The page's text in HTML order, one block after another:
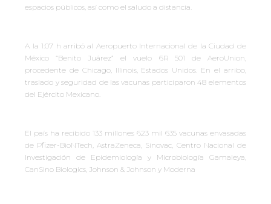
espacios públicos, así como el saludo a distancia.
A la 1:07 h arribó al Aeropuerto Internacional de la Ciudad de
México “Benito Juárez” el vuelo 6R 501 de AeroUnion,
procedente de Chicago, Illinois, Estados Unidos. En el arribo,
traslado y seguridad de las vacunas participaron 48 elementos
del Ejército Mexicano.
El país ha recibido 133 millones 623 mil 635 vacunas envasadas
de Pfizer-BioNTech, AstraZeneca, Sinovac, Centro Nacional de
Investigación de Epidemiología y Microbiología Gamaleya,
CanSino Biologics, Johnson & Johnson y Moderna